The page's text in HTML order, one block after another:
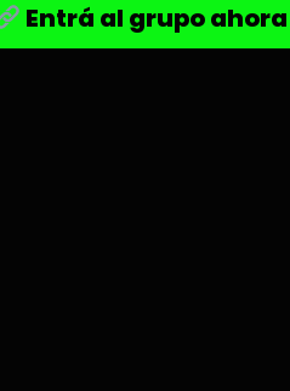
Entrá al grupo ahora